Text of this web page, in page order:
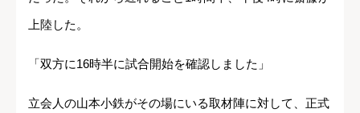
上陸した。
「双方に16時半に試合開始を確認しました」
立会人の山本小鉄がその場にいる取材陣に対して、正式